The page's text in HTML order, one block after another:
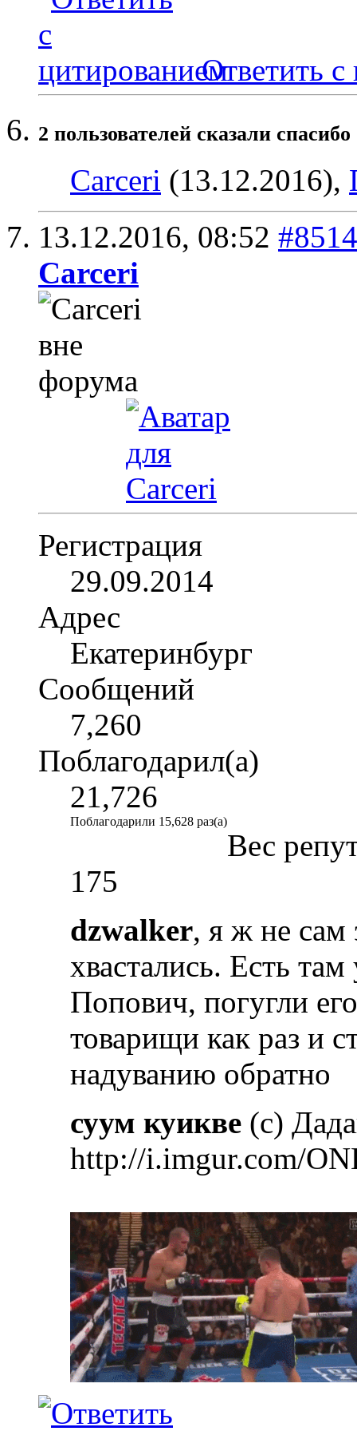
Ответить с
2 пользователей сказали
Carceri (13.12.2016),
13.12.2016, 08:52 #8514
Carceri
Регистрация
29.09.2014
Адрес
Екатеринбург
Сообщений
7,260
Поблагодарил(а)
21,726
Поблагодарили 15,628 раз(а)
Вес
175
dzwalker, я ж не сам
хвастались. Есть
Попович, погугли
товарищи как раз и
надуванию обратно
суум куикве (с)
http://i.imgur.com/